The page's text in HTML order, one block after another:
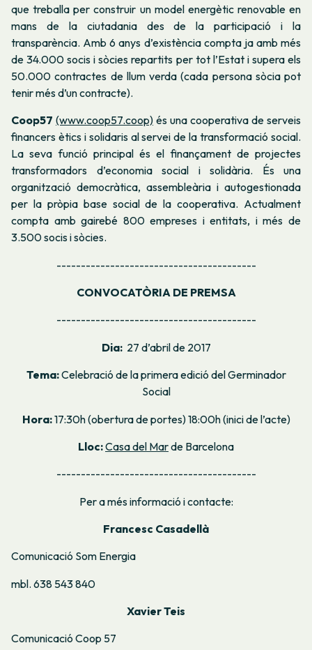
que treballa per construir un model energètic renovable en
mans de la ciutadania des de la participació i la
transparència. Amb 6 anys d’existència compta ja amb més
de 34.000 socis i sòcies repartits per tot l’Estat i supera els
50.000 contractes de llum verda (cada persona sòcia pot
tenir més d’un contracte).
Coop57 (www.coop57.coop) és una cooperativa de serveis
financers ètics i solidaris al servei de la transformació social.
La seva funció principal és el finançament de projectes
transformadors d’economia social i solidària. És una
organització democràtica, assembleària i autogestionada
per la pròpia base social de la cooperativa. Actualment
compta amb gairebé 800 empreses i entitats, i més de
3.500 socis i sòcies.
-----------------------------------------
CONVOCATÒRIA DE PREMSA
-----------------------------------------
Dia: 27 d’abril de 2017
Tema:Celebració de la primera edició del Germinador
Social
Hora:17:30h (obertura de portes) 18:00h (inici de l’acte)
Lloc:Casa del Marde Barcelona
-----------------------------------------
Per a més informació i contacte:
Francesc Casadellà
Comunicació Som Energia
mbl. 638 543 840
Xavier Teis
Comunicació Coop 57